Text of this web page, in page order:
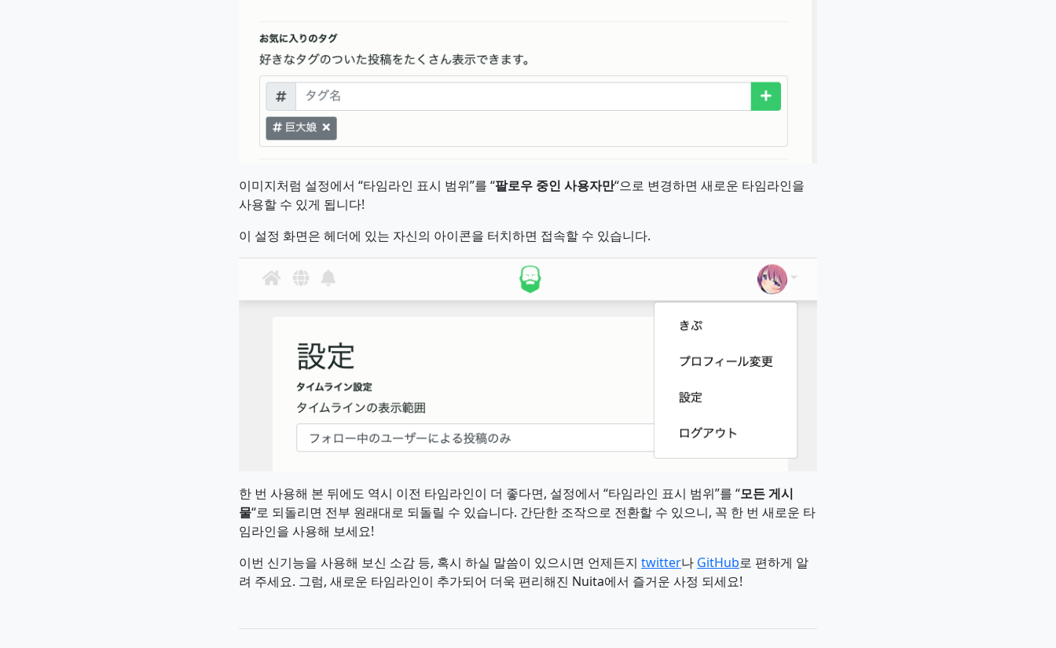
이미지처럼 설정에서 “타임라인 표시 범위”를 “팔로우 중인 사용자만“으로 변경하면 새로운 타임라인을
사용할 수 있게 됩니다!
이 설정 화면은 헤더에 있는 자신의 아이콘을 터치하면 접속할 수 있습니다.
한 번 사용해 본 뒤에도 역시 이전 타임라인이 더 좋다면, 설정에서 “타임라인 표시 범위”를 “모든 게시
물“로 되돌리면 전부 원래대로 되돌릴 수 있습니다. 간단한 조작으로 전환할 수 있으니, 꼭 한 번 새로운 타
임라인을 사용해 보세요!
이번 신기능을 사용해 보신 소감 등, 혹시 하실 말씀이 있으시면 언제든지 twitter나 GitHub로 편하게 알
려 주세요. 그럼, 새로운 타임라인이 추가되어 더욱 편리해진 Nuita에서 즐거운 사정 되세요!